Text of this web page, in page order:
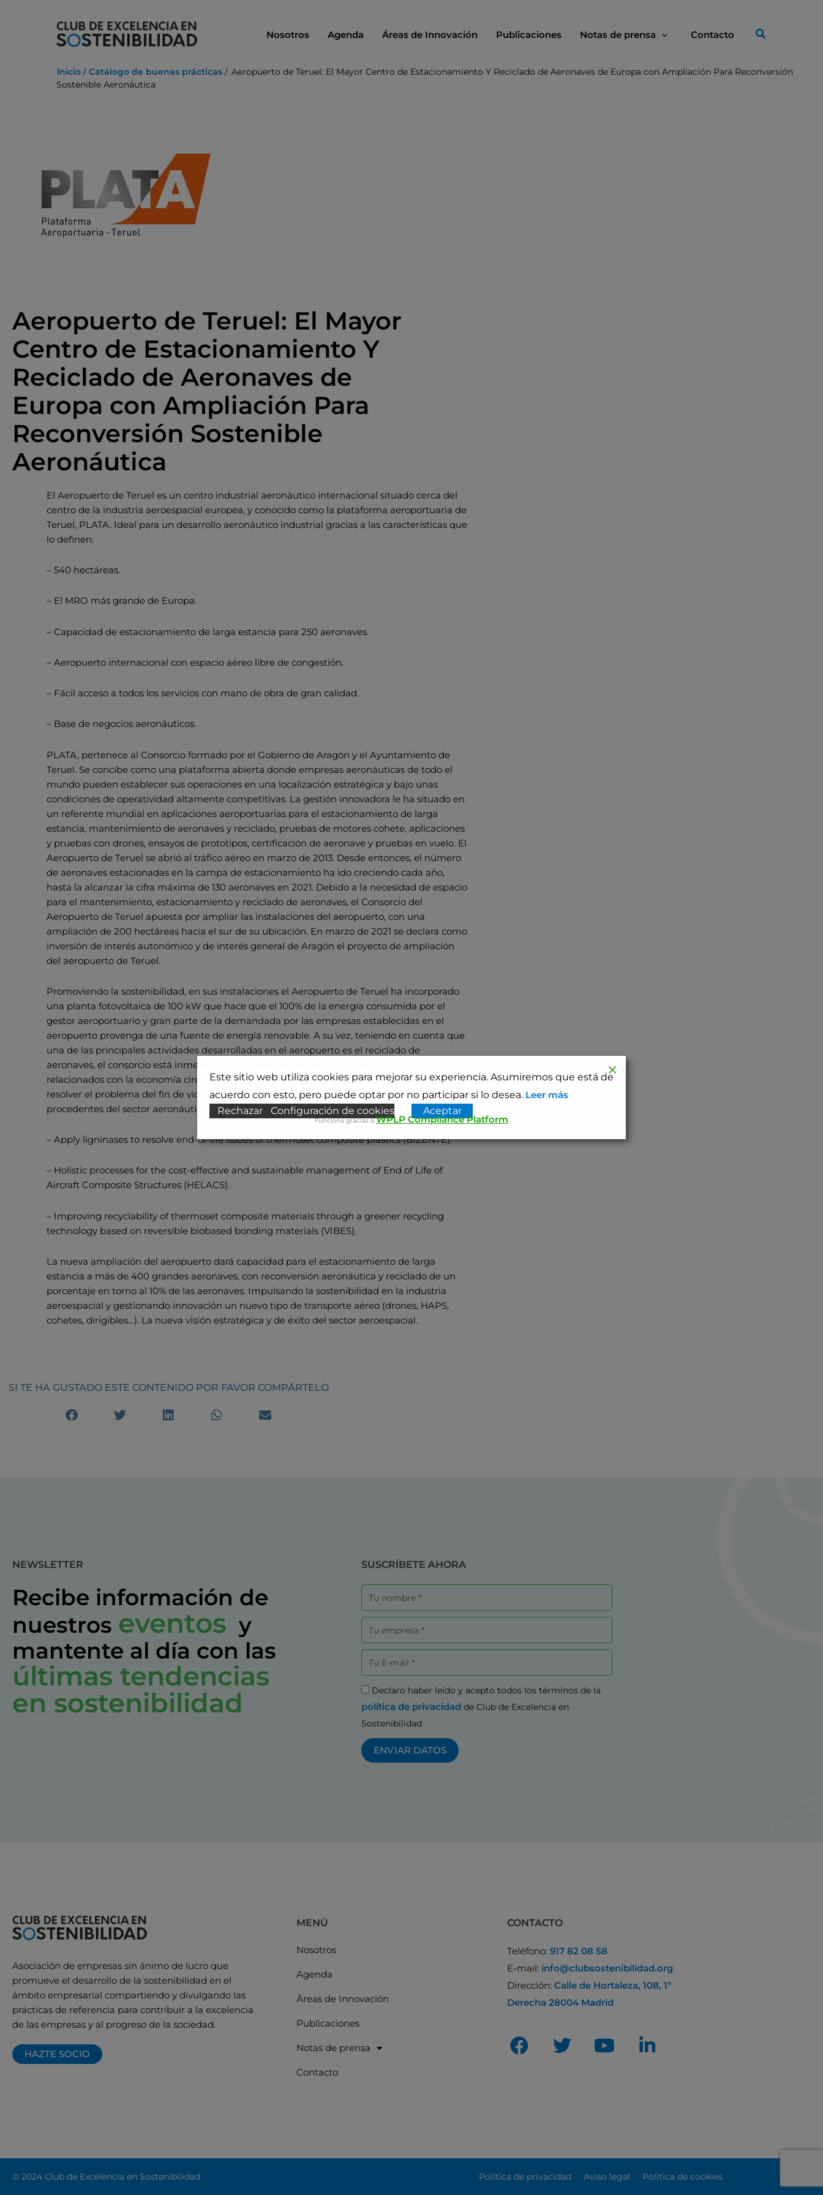
Nosotros Agenda Áreas de Innovación Publicaciones Notas de prensa Contacto
Inicio Catálogo de buenas prácticas
Aeropuerto de Teruel: El Mayor Centro de Estacionamiento Y Reciclado de Aeronaves de Europa con Ampliación Para Reconversión
Sostenible Aeronáutica
Aeropuerto de Teruel: El Mayor
Centro de Estacionamiento Y
Reciclado de Aeronaves de
Europa con Ampliación Para
Reconversión Sostenible
Aeronáutica
El Aeropuerto de Teruel es un centro industrial aeronáutico internacional situado cerca del
centro de la industria aeroespacial europea, y conocido como la plataforma aeroportuaria de
Teruel, PLATA. Ideal para un desarrollo aeronáutico industrial gracias a las características que
lo definen:
– 540 hectáreas.
– El MRO más grande de Europa.
– Capacidad de estacionamiento de larga estancia para 250 aeronaves.
– Aeropuerto internacional con espacio aéreo libre de congestión.
– Fácil acceso a todos los servicios con mano de obra de gran calidad.
– Base de negocios aeronáuticos.
PLATA, pertenece al Consorcio formado por el Gobierno de Aragón y el Ayuntamiento de
Teruel. Se concibe como una plataforma abierta donde empresas aeronáuticas de todo el
mundo pueden establecer sus operaciones en una localización estratégica y bajo unas
condiciones de operatividad altamente competitivas. La gestión innovadora le ha situado en
un referente mundial en aplicaciones aeroportuarias para el estacionamiento de larga
estancia, mantenimiento de aeronaves y reciclado, pruebas de motores cohete, aplicaciones
y pruebas con drones, ensayos de prototipos, certificación de aeronave y pruebas en vuelo. El
Aeropuerto de Teruel se abrió al tráfico aéreo en marzo de 2013. Desde entonces, el número
de aeronaves estacionadas en la campa de estacionamiento ha ido creciendo cada año,
hasta la alcanzar la cifra máxima de 130 aeronaves en 2021. Debido a la necesidad de espacio
para el mantenimiento, estacionamiento y reciclado de aeronaves, el Consorcio del
Aeropuerto de Teruel apuesta por ampliar las instalaciones del aeropuerto, con una
ampliación de 200 hectáreas hacia el sur de su ubicación. En marzo de 2021 se declara como
inversión de interés autonómico y de interés general de Aragón el proyecto de ampliación
del aeropuerto de Teruel.
Promoviendo la sostenibilidad, en sus instalaciones el Aeropuerto de Teruel ha incorporado
una planta fotovoltaica de 100 kW que hace que el 100% de la energía consumida por el
gestor aeroportuario y gran parte de la demandada por las empresas establecidas en el
aeropuerto provenga de una fuente de energía renovable. A su vez, teniendo en cuenta que
una de las principales actividades desarrolladas en el aeropuerto es el reciclado de
aeronaves, el consorcio está inmerso en los siguientes proyectos europeos H2020
relacionados con la economía circular y el desmantelamiento de aeronaves centrados en
resolver el problema del fin de vida útil de materiales compuestos termoestables
procedentes del sector aeronáutico:
– Apply ligninases to resolve end-of-life issues of thermoset composite plastics (BIZENTE).
– Holistic processes for the cost-effective and sustainable management of End of Life of
Aircraft Composite Structures (HELACS).
– Improving recyclability of thermoset composite materials through a greener recycling
technology based on reversible biobased bonding materials (VIBES).
La nueva ampliación del aeropuerto dará capacidad para el estacionamiento de larga
estancia a más de 400 grandes aeronaves, con reconversión aeronáutica y reciclado de un
porcentaje en torno al 10% de las aeronaves. Impulsando la sostenibilidad en la industria
aeroespacial y gestionando innovación un nuevo tipo de transporte aéreo (drones, HAPS,
cohetes, dirigibles…). La nueva visión estratégica y de éxito del sector aeroespacial.
SI TE HA GUSTADO ESTE CONTENIDO POR FAVOR COMPÁRTELO
NEWSLETTER
Recibe información de
nuestros eventos y
mantente al día con las
últimas tendencias
en sostenibilidad
SUSCRÍBETE AHORA
Nombre
Empresa
Correo
electrónico
Aceptación
Declaro haber leído y acepto todos los términos de la
política de privacidad de Club de Excelencia en
Sostenibilidad
ENVIAR DATOS
Asociación de empresas sin ánimo de lucro que
promueve el desarrollo de la sostenibilidad en el
ámbito empresarial compartiendo y divulgando las
prácticas de referencia para contribuir a la excelencia
de las empresas y al progreso de la sociedad.
HAZTE SOCIO
MENÚ
Nosotros
Agenda
Áreas de Innovación
Publicaciones
Notas de prensa
Contacto
CONTACTO
Teléfono:917 82 08 58
E-mail: info@clubsostenibilidad.org
Dirección:Calle de Hortaleza, 108, 1º
Derecha 28004 Madrid
© 2024 Club de Excelencia en Sostenibilidad Política de privacidad Aviso legal Política de cookies
Este sitio web utiliza cookies para mejorar su experiencia. Asumiremos que está de
acuerdo con esto, pero puede optar por no participar si lo desea. Leer más
Rechazar
Configuración de cookies Aceptar
Funciona gracias aWPLP Compliance Platform